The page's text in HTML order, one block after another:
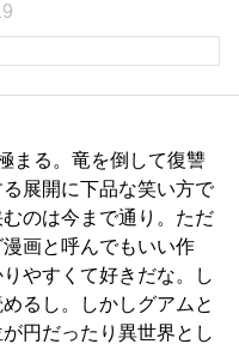
まる。竜を倒して復讐
展開に下品な笑い方で
のは今まで通り。ただ
画と呼んでもいい作
やすくて好きだな。し
るし。しかしグアムと
円だったり異世界とし